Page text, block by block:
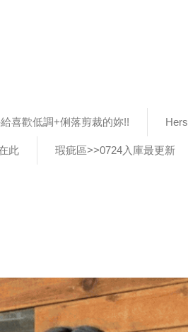
喜歡低調+俐落剪裁的妳!! Hers
此 瑕疵區>>0724入庫最更新